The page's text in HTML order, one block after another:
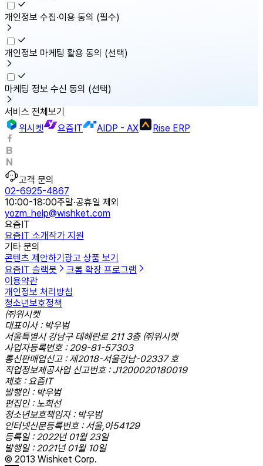
개인정보 수집·이용 동의 (필수)
개인정보 마케팅 활용 동의 (선택)
마케팅 정보 수신 동의 (선택)
서비스 전체보기
위시켓
요즘IT AIDP - AX Rise ERP
고객 문의
02-6925-4867
10:00-18:00주말·공휴일 제외
yozm_help@wishket.com
요즘IT
요즘IT 소개작가 지원
기타 문의
콘텐츠 제안하기 광고 상품 보기
요즘IT 슬랙봇
크롬 확장 프로그램
이용약관
개인정보 처리방침
청소년보호정책
㈜위시켓
대표이사 : 박우범
서울특별시 강남구 테헤란로 211 3층 ㈜위시켓
사업자등록번호 : 209-81-57303
통신판매업신고 : 제2018-서울강남-02337 호
직업정보제공사업 신고번호 : J1200020180019
제호 : 요즘IT
발행인 : 박우범
편집인 : 노희선
청소년보호책임자 : 박우범
인터넷신문등록번호 : 서울,아54129
등록일 : 2022년 01월 23일
발행일 : 2021년 01월 10일
© 2013 Wishket Corp.